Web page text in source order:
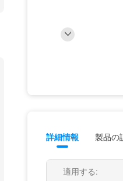
詳細情報 製品の
適用する: